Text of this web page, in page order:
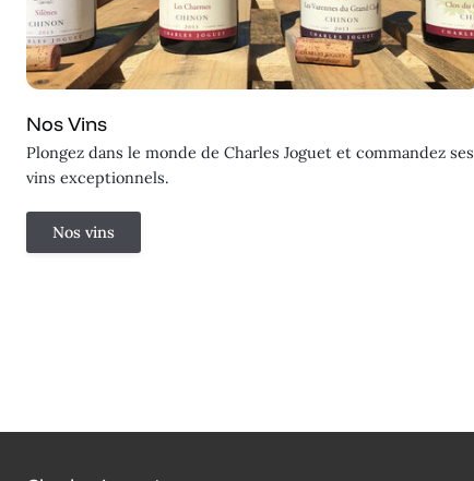
Nos Vins
Plongez dans le monde de Charles Joguet et commandez ses
vins exceptionnels.
Nos vins